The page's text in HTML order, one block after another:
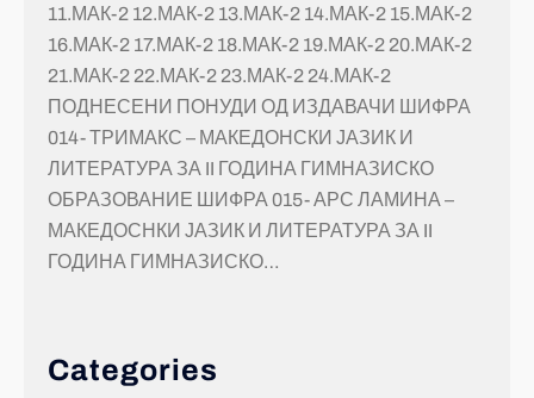
11.МАК-2 12.МАК-2 13.МАК-2 14.МАК-2 15.МАК-2
16.МАК-2 17.МАК-2 18.МАК-2 19.МАК-2 20.МАК-2
21.МАК-2 22.МАК-2 23.МАК-2 24.МАК-2
ПОДНЕСЕНИ ПОНУДИ ОД ИЗДАВАЧИ ШИФРА
014- ТРИМАКС – МАКЕДОНСКИ ЈАЗИК И
ЛИТЕРАТУРА ЗА II ГОДИНА ГИМНАЗИСКО
ОБРАЗОВАНИЕ ШИФРА 015- АРС ЛАМИНА –
МАКЕДОСНКИ ЈАЗИК И ЛИТЕРАТУРА ЗА II
ГОДИНА ГИМНАЗИСКО…
Categories